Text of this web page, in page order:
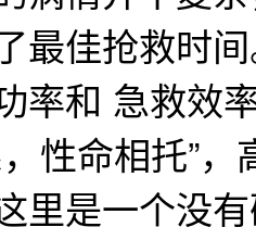
最佳抢救时
率和 急救效
命相托”，
里是一个没